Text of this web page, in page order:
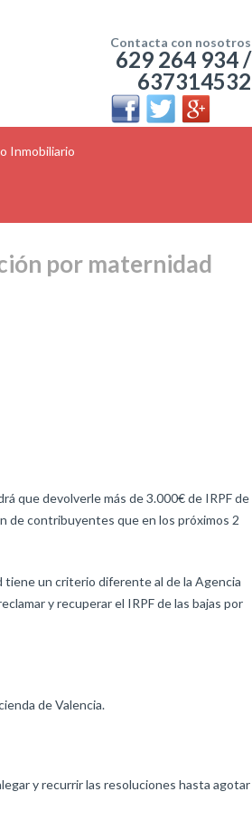
Contacta con nosotros
629 264 934 /
637314532
Inmobiliario
por maternidad
que devolverle más de 3.000€ de IRPF de
de contribuyentes que en los próximos 2
un criterio diferente al de la Agencia
y recuperar el IRPF de las bajas por
de Valencia.
y recurrir las resoluciones hasta agotar